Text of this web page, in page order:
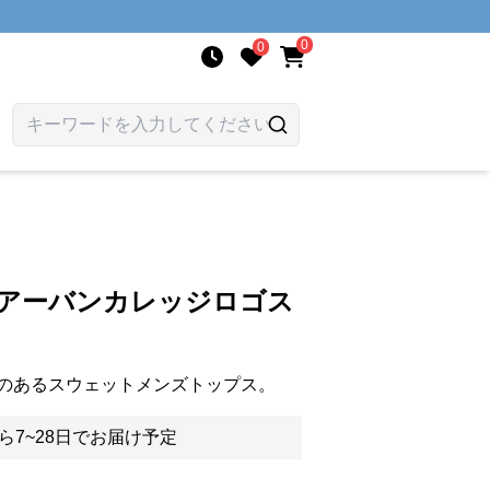
0 0
ーバンカレッジロゴス
るスウェットメンズトップス。
7~28日でお届け予定